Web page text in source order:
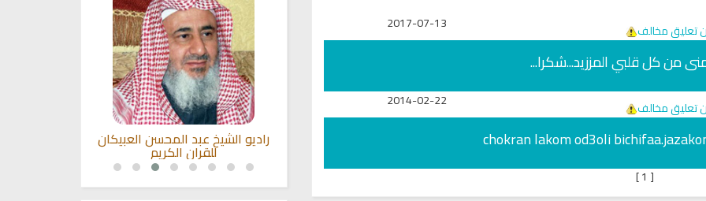
تعليق مخالف 2017-07-13
من كل قلبي المززيد...شكرا...
تعليق مخالف 2014-02-22
chokran lakom od3oli
[
]
القران الكريم مباشرة بصوت الشيخ
محمد سليمان المحيسني
راديو الشيخ عبد المحسن العبيكان
للقران الكريم